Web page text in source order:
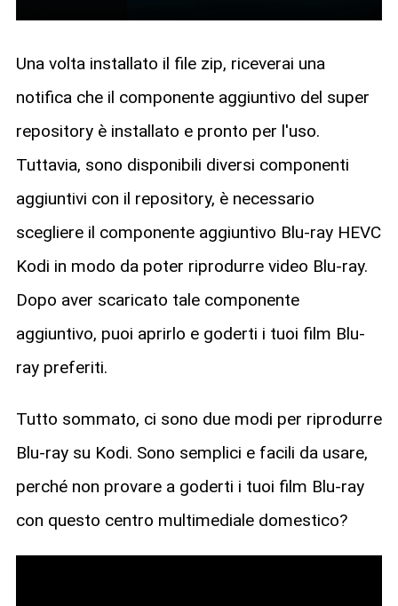
Una volta installato il file zip, riceverai una
notifica che il componente aggiuntivo del super
repository è installato e pronto per l'uso.
Tuttavia, sono disponibili diversi componenti
aggiuntivi con il repository, è necessario
scegliere il componente aggiuntivo Blu-ray HEVC
Kodi in modo da poter riprodurre video Blu-ray.
Dopo aver scaricato tale componente
aggiuntivo, puoi aprirlo e goderti i tuoi film Blu-
ray preferiti.
Tutto sommato, ci sono due modi per riprodurre
Blu-ray su Kodi. Sono semplici e facili da usare,
perché non provare a goderti i tuoi film Blu-ray
con questo centro multimediale domestico?